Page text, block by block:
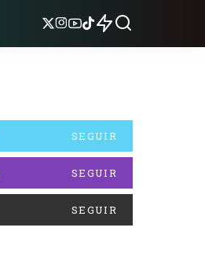
SEGUIR
SEGUIR
SEGUIR